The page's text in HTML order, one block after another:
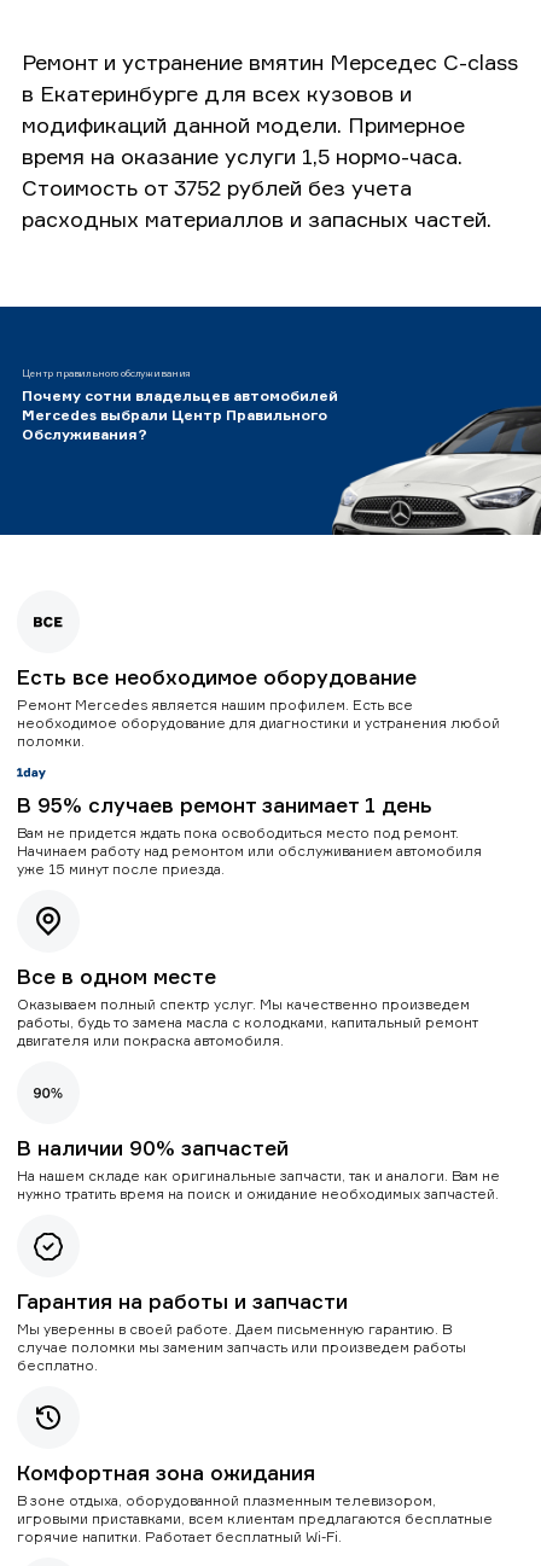
Ремонт и устранение вмятин Мерседес C-class
в Екатеринбурге для всех кузовов и
модификаций данной модели. Примерное
время на оказание услуги 1,5 нормо-часа.
Стоимость от 3752 рублей без учета
расходных материаллов и запасных частей.
Центр правильного обслуживания
Почему сотни владельцев автомобилей
Mercedes выбрали Центр Правильного
Обслуживания?
Есть все необходимое оборудование
Ремонт Mercedes является нашим профилем. Есть все
необходимое оборудование для диагностики и устранения любой
поломки.
В 95% случаев ремонт занимает 1 день
Вам не придется ждать пока освободиться место под ремонт.
Начинаем работу над ремонтом или обслуживанием автомобиля
уже 15 минут после приезда.
Все в одном месте
Оказываем полный спектр услуг. Мы качественно произведем
работы, будь то замена масла с колодками, капитальный ремонт
двигателя или покраска автомобиля.
В наличии 90% запчастей
На нашем складе как оригинальные запчасти, так и аналоги. Вам не
нужно тратить время на поиск и ожидание необходимых запчастей.
Гарантия на работы и запчасти
Мы уверенны в своей работе. Даем письменную гарантию. В
случае поломки мы заменим запчасть или произведем работы
бесплатно.
Комфортная зона ожидания
В зоне отдыха, оборудованной плазменным телевизором,
игровыми приставками, всем клиентам предлагаются бесплатные
горячие напитки. Работает бесплатный Wi-Fi.